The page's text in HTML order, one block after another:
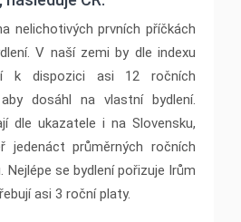
nelichotivých prvních příčkách
V naší zemi by dle indexu
k dispozici asi 12 ročních
dosáhl na vlastní bydlení.
dle ukazatele i na Slovensku,
jedenáct průměrných ročních
Nejlépe se bydlení pořizuje Irům
asi 3 roční platy.